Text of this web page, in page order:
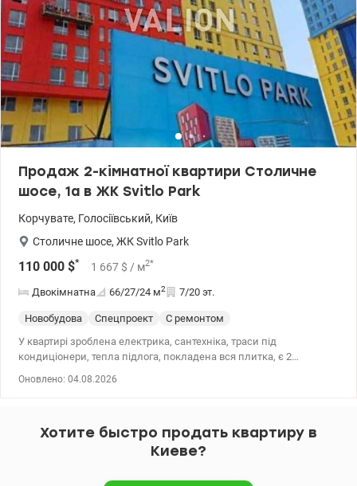
паркінгом. На території знаходяться: дитячі майданчики, зони
відпочинку, фонтан, спортивні майданчики, тренажери,
магазини, кафе, банкомати, салон краси, нова пошта. Поруч із
комплексом знаходяться зупинки громадського транспорту. До
метро Видубичі 10-15 хвилин пішки. Ціна 88 000 у.о. Без комісії
для покупця. Телефонуйте. Записуйтесь на перегляд. Олександр
Зайцев 0990100903, 0972910726 valion.ua/1148731
Продаж 2-кімнатної квартири Столичне
шосе, 1а в ЖК Svitlo Park
Корчувате, Голосіївський, Київ
Столичне шосе, ЖК Svitlo Park
110 000 $* 1 667 $ / м2*
Двокімнатна 66/27/24 м2 7/20 эт.
Новобудова Спецпроект
С ремонтом
У квартирі зроблена електрика, сантехніка, траси під
кондиціонери, тепла підлога, покладена вся плитка, є 2
Оновлено: 04.08.2026
Хотите быстро продать квартиру в
Киеве?